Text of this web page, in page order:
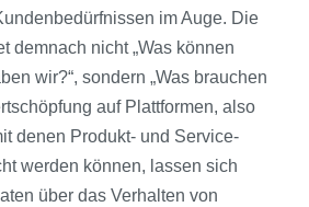
im Auge. Die
demnach nicht „Was können
wir?“, sondern „Was brauchen
auf Plattformen, also
denen Produkt- und Service­
werden können, lassen sich
über das Verhalten von